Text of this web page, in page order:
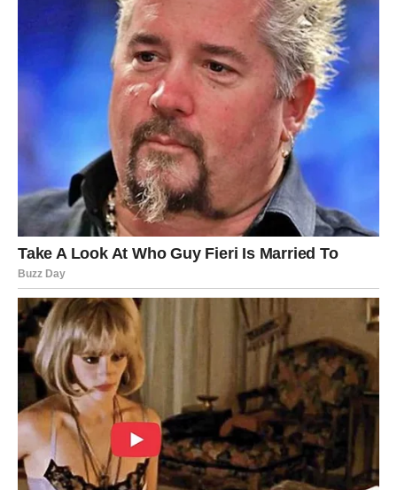
Lavovi su se osećali kao da daju sve, a dobijaju samo
delove. Sada se to menja.
Sudbina ima drugačiji plan.
Ljubav
Za slobodne Lavove, slediperiod strasti i uzbuđenja
je susret koji pali iskru odmah, ali se ne gasi brzo. Osoba
koja dolazi u tvoj život vidi tvoju snagu, ali i tvoju ranjivost
– i prihvata obe strane.
Za zauzete Lavove, odnos ulazi u novu fazu. Ako je bilo
sumnji, one se razrešavaju. Ako je bilo distance, sada
dolazi bliskost. Ovo je vreme kada se ljubavponovo bira,
svesno i hrabro.
Sreća i samopouzdanje
Lav ponovo staje u centar svog života. Počinješ da se
smeješ bez razloga, da veruješ bez straha i da voliš bez
zadrške. Sreća dolazi onda kada prestaneš da se pitaš da
li si dovoljan – jer jesi.